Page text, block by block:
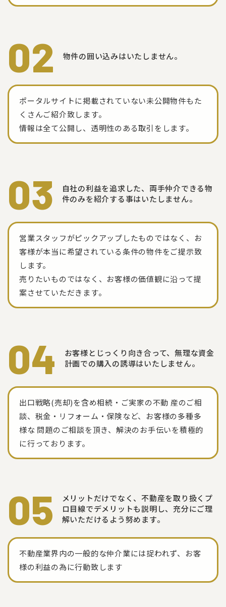
02 物件の囲い込みはいたしません。
ポータルサイトに掲載されていない未公開物件もた
くさんご紹介致します。
情報は全て公開し、透明性のある取引をします。
03 自社の利益を追求した、 両手仲介できる物
件のみを紹介する事はいたしません。
営業スタッフがピックアップしたものではなく、お
客様が本当に希望されている条件の物件をご提示致
します。
売りたいものではなく、お客様の価値観に沿って提
案させていただきます。
04 お客様とじっくり向き合って、 無理な資金
計画での購入の誘導はいたしません。
出口戦略(売却)を含め相続・ご実家の不動 産のご相
談、税金・リフォーム・保険など、お客様の多種多
様な 問題のご相談を頂き、解決のお手伝いを積極的
に行っております。
05
メリットだけでなく、不動産を取り扱くプ
ロ目線でデメリットも説明し、充分にご理
解いただけるよう努めます。
不動産業界内の一般的な仲介業には捉われず、お客
様の利益の為に行動致します